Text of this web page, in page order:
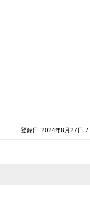
登録日: 2024年8月27日 /